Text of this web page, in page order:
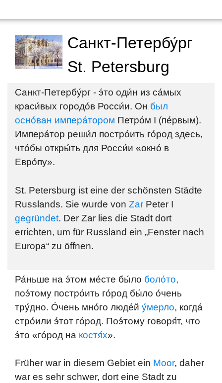
Санкт-Петербу́рг
St. Petersburg
Cанкт-Петербу́рг - э́то оди́н из са́мых
краси́вых городо́в Росси́и. Он был
осно́ван импера́тором Петро́м I (пе́рвым).
Импера́тор реши́л постро́ить го́род здесь,
что́бы откры́ть для Росси́и «окно́ в
Евро́пу».
St. Petersburg ist eine der schönsten Städte
Russlands. Sie wurde von Zar Peter I
gegründet. Der Zar lies die Stadt dort
errichten, um für Russland ein „Fenster nach
Europa“ zu öffnen.
Ра́ньше на э́том ме́сте бы́ло боло́то,
поэ́тому постро́ить го́род бы́ло о́чень
тру́дно. О́чень мно́го люде́й у́мерло, когда́
стро́или э́тот го́род. Поэ́тому говоря́т, что
э́то «го́род на костя́х».
Früher war in diesem Gebiet ein Moor, daher
war es sehr schwer, dort eine Stadt zu